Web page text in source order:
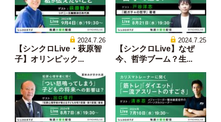
2024.7.26
【シンクロLive・萩原智
子】オリンピック...
2024.7.25
【シンクロLive】なぜ
今、哲学ブーム？生...